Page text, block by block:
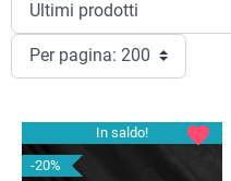
In saldo!
-20%
favorite